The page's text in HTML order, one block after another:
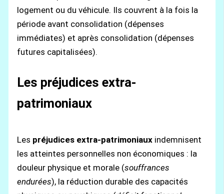
logement ou du véhicule. Ils couvrent à la fois la
période avant consolidation (dépenses
immédiates) et après consolidation (dépenses
futures capitalisées).
Les préjudices extra-
patrimoniaux
Les préjudices extra-patrimoniaux indemnisent
les atteintes personnelles non économiques : la
douleur physique et morale (souffrances
endurées), la réduction durable des capacités